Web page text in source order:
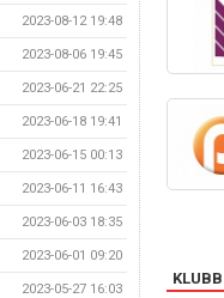
2023-08-12 19:48
2023-08-06 19:45
2023-06-21 22:25
2023-06-18 19:41
2023-06-15 00:13
2023-06-11 16:43
2023-06-03 18:35
2023-06-01 09:20
2023-05-27 16:03